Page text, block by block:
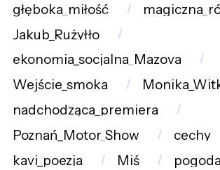
głęboka_miłość
Jakub_Rużyłło
ekonomia_socjalna_Mazova
Wejście_smoka
nadchodząca_premiera
Poznań_Motor_Show
cechy
kavi_poezja
Miś